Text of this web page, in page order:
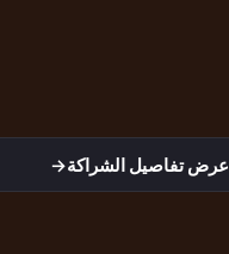
عرض تفاصيل الشراكة→